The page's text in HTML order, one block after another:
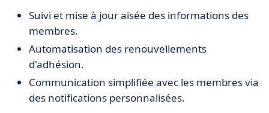
Suivi et mise à jour aisée des informations des
membres.
Automatisation des renouvellements
d'adhésion.
Communication simplifiée avec les membres via
des notifications personnalisées.